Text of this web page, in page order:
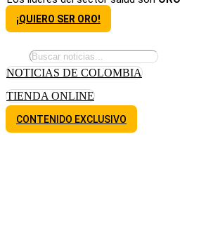
¡QUIERO SER ORO!
NOTICIAS DE COLOMBIA
TIENDA ONLINE
CONTENIDO EXCLUSIVO